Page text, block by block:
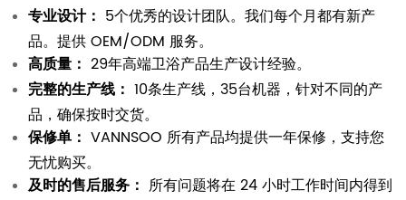
专业设计： 5个优秀的设计团队。我们每个月都有新产
品。提供 OEM/ODM 服务。
高质量： 29年高端卫浴产品生产设计经验。
完整的生产线： 10条生产线，35台机器，针对不同的产
品，确保按时交货。
保修单： VANNSOO 所有产品均提供一年保修，支持您
无忧购买。
及时的售后服务： 所有问题将在 24 小时工作时间内得到